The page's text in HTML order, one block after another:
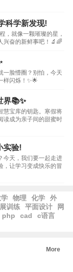
科学新发现!
，就像一颗璀璨的星，
兴奋的新鲜事吧！🔬🌈
一脸懵圈？别怕，今天
样闪烁！✨🌟
界📚✨
慧宝库的钥匙。寒假将
读成为亲子间的甜蜜时
实验!
今天，我们要一起走进
，让学习变成快乐的冒
物理 化学
外
训练 平面设计
网
php cad
c语言
More